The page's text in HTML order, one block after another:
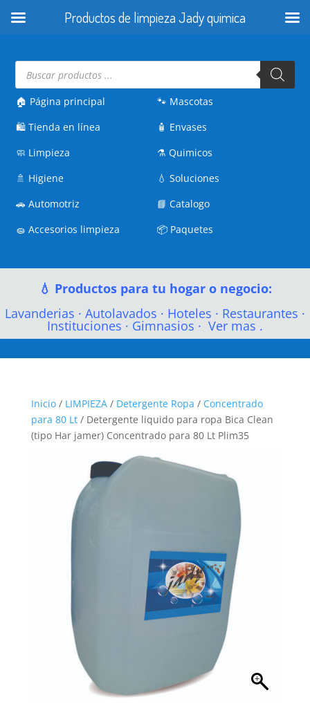
Búsqueda
productos
🏠 Página principal
🛍️Tienda en línea
🧼 Limpieza
🚿 Higiene
🚗Automotriz
🧽Accesorios limpieza
🐾 Mascotas
🧴 Envases
⚗️Quimicos
💧Soluciones
📘Catalogo
📦 Paquetes
💧 Productos para tu hogar o negocio:
Lavanderias · Autolavados · Hoteles · Restaurantes ·
Instituciones · Gimnasios · Ver mas .
Inicio/ LIMPIEZA/ Detergente Ropa / Concentrado
para 80 Lt/ Detergente liquido para ropa Bica Clean
(tipo Har jamer) Concentrado para 80 Lt Plim35
Productos de limpieza Jady quimica